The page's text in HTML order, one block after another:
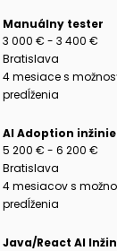
Manuálny tester
3 000 € - 3 400 €
Bratislava
4 mesiace s
predĺženia
AI Adoption
5 200 € - 6 200 €
Bratislava
4 mesiacov s
predĺženia
Java/React AI